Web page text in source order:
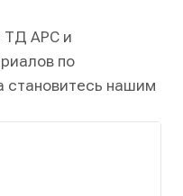
ТД АРС и
по
становитесь нашим